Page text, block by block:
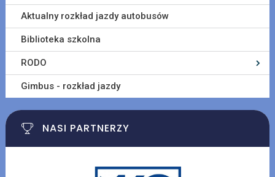
Aktualny rozkład jazdy autobusów
Biblioteka szkolna
RODO
Gimbus - rozkład jazdy
NASI PARTNERZY